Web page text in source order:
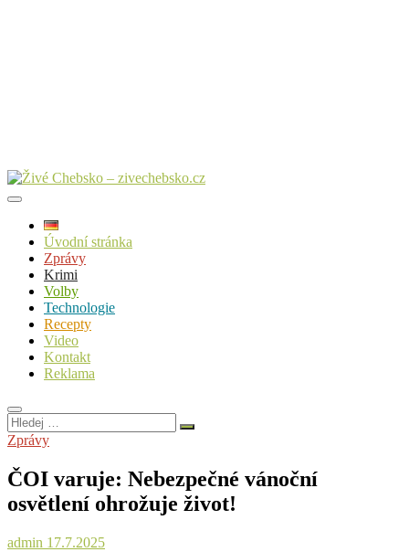
Úvodní stránka
Zprávy
Krimi
Volby
Technologie
Recepty
Video
Kontakt
Reklama
Hledej
…
Zprávy
ČOI varuje: Nebezpečné vánoční
osvětlení ohrožuje život!
admin 17.7.2025